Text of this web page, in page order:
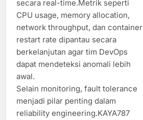
secara real-time.Metrik seperti
CPU usage, memory allocation,
network throughput, dan container
restart rate dipantau secara
berkelanjutan agar tim DevOps
dapat mendeteksi anomali lebih
awal.
Selain monitoring, fault tolerance
menjadi pilar penting dalam
reliability engineering.KAYA787